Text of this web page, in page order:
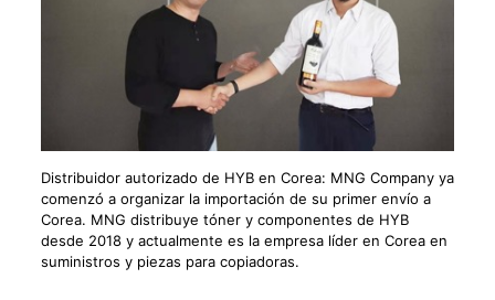
Distribuidor autorizado de HYB en Corea: MNG Company ya
comenzó a organizar la importación de su primer envío a
Corea. MNG distribuye tóner y componentes de HYB
desde 2018 y actualmente es la empresa líder en Corea en
suministros y piezas para copiadoras.